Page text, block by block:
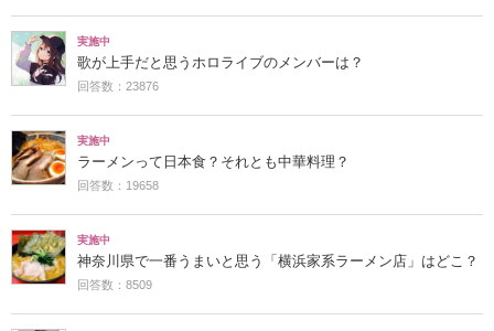
実施中
歌が上手だと思うホロライブのメンバーは？
回答数：23876
実施中
ラーメンって日本食？それとも中華料理？
回答数：19658
実施中
神奈川県で一番うまいと思う「横浜家系ラーメン店」はどこ？
回答数：8509